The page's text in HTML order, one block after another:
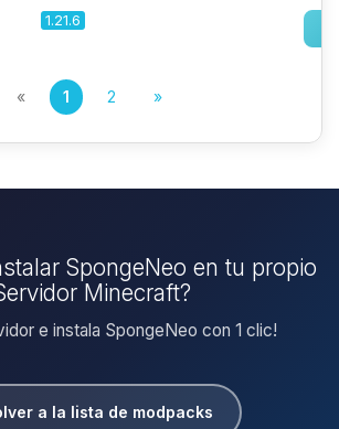
1.21.6
« 1 2 »
SpongeNeo en tu propio
Minecraft?
e instala SpongeNeo con 1 clic!
a la lista de modpacks